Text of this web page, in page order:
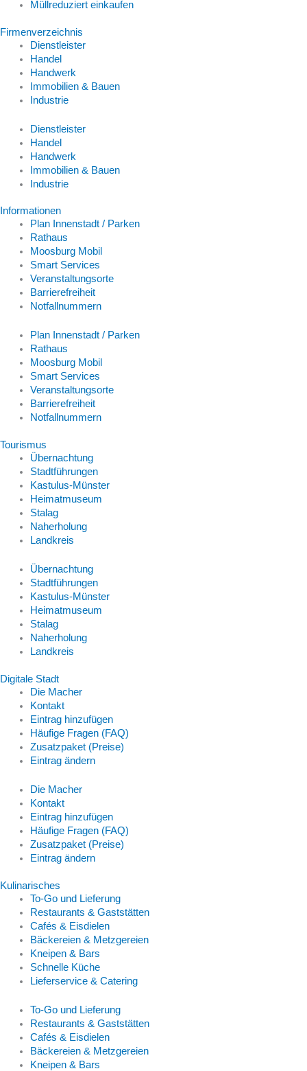
Müllreduziert einkaufen
Firmenverzeichnis
Dienstleister
Handel
Handwerk
Immobilien & Bauen
Industrie
Dienstleister
Handel
Handwerk
Immobilien & Bauen
Industrie
Informationen
Plan Innenstadt / Parken
Rathaus
Moosburg Mobil
Smart Services
Veranstaltungsorte
Barrierefreiheit
Notfallnummern
Plan Innenstadt / Parken
Rathaus
Moosburg Mobil
Smart Services
Veranstaltungsorte
Barrierefreiheit
Notfallnummern
Tourismus
Übernachtung
Stadtführungen
Kastulus-Münster
Heimatmuseum
Stalag
Naherholung
Landkreis
Übernachtung
Stadtführungen
Kastulus-Münster
Heimatmuseum
Stalag
Naherholung
Landkreis
Digitale Stadt
Die Macher
Kontakt
Eintrag hinzufügen
Häufige Fragen (FAQ)
Zusatzpaket (Preise)
Eintrag ändern
Die Macher
Kontakt
Eintrag hinzufügen
Häufige Fragen (FAQ)
Zusatzpaket (Preise)
Eintrag ändern
Kulinarisches
To-Go und Lieferung
Restaurants & Gaststätten
Cafés & Eisdielen
Bäckereien & Metzgereien
Kneipen & Bars
Schnelle Küche
Lieferservice & Catering
To-Go und Lieferung
Restaurants & Gaststätten
Cafés & Eisdielen
Bäckereien & Metzgereien
Kneipen & Bars